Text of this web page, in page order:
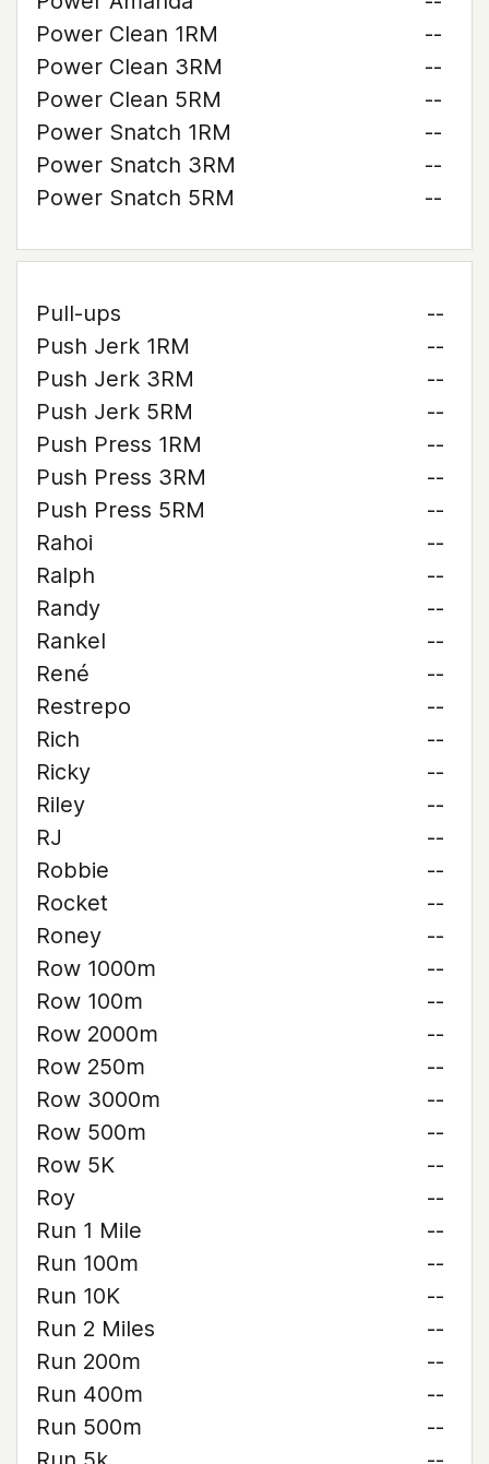
Power Clean 1RM
--
Power Clean 3RM
--
Power Clean 5RM
--
Power Snatch 1RM
--
Power Snatch 3RM
--
Power Snatch 5RM
--
Pull-ups
--
Push Jerk 1RM
--
Push Jerk 3RM
--
Push Jerk 5RM
--
Push Press 1RM
--
Push Press 3RM
--
Push Press 5RM
--
Rahoi
--
Ralph
--
Randy
--
Rankel
--
René
--
Restrepo
--
Rich
--
Ricky
--
Riley
--
RJ
--
Robbie
--
Rocket
--
Roney
--
Row 1000m
--
Row 100m
--
Row 2000m
--
Row 250m
--
Row 3000m
--
Row 500m
--
Row 5K
--
Roy
--
Run 1 Mile
--
Run 100m
--
Run 10K
--
Run 2 Miles
--
Run 200m
--
Run 400m
--
Run 500m
--